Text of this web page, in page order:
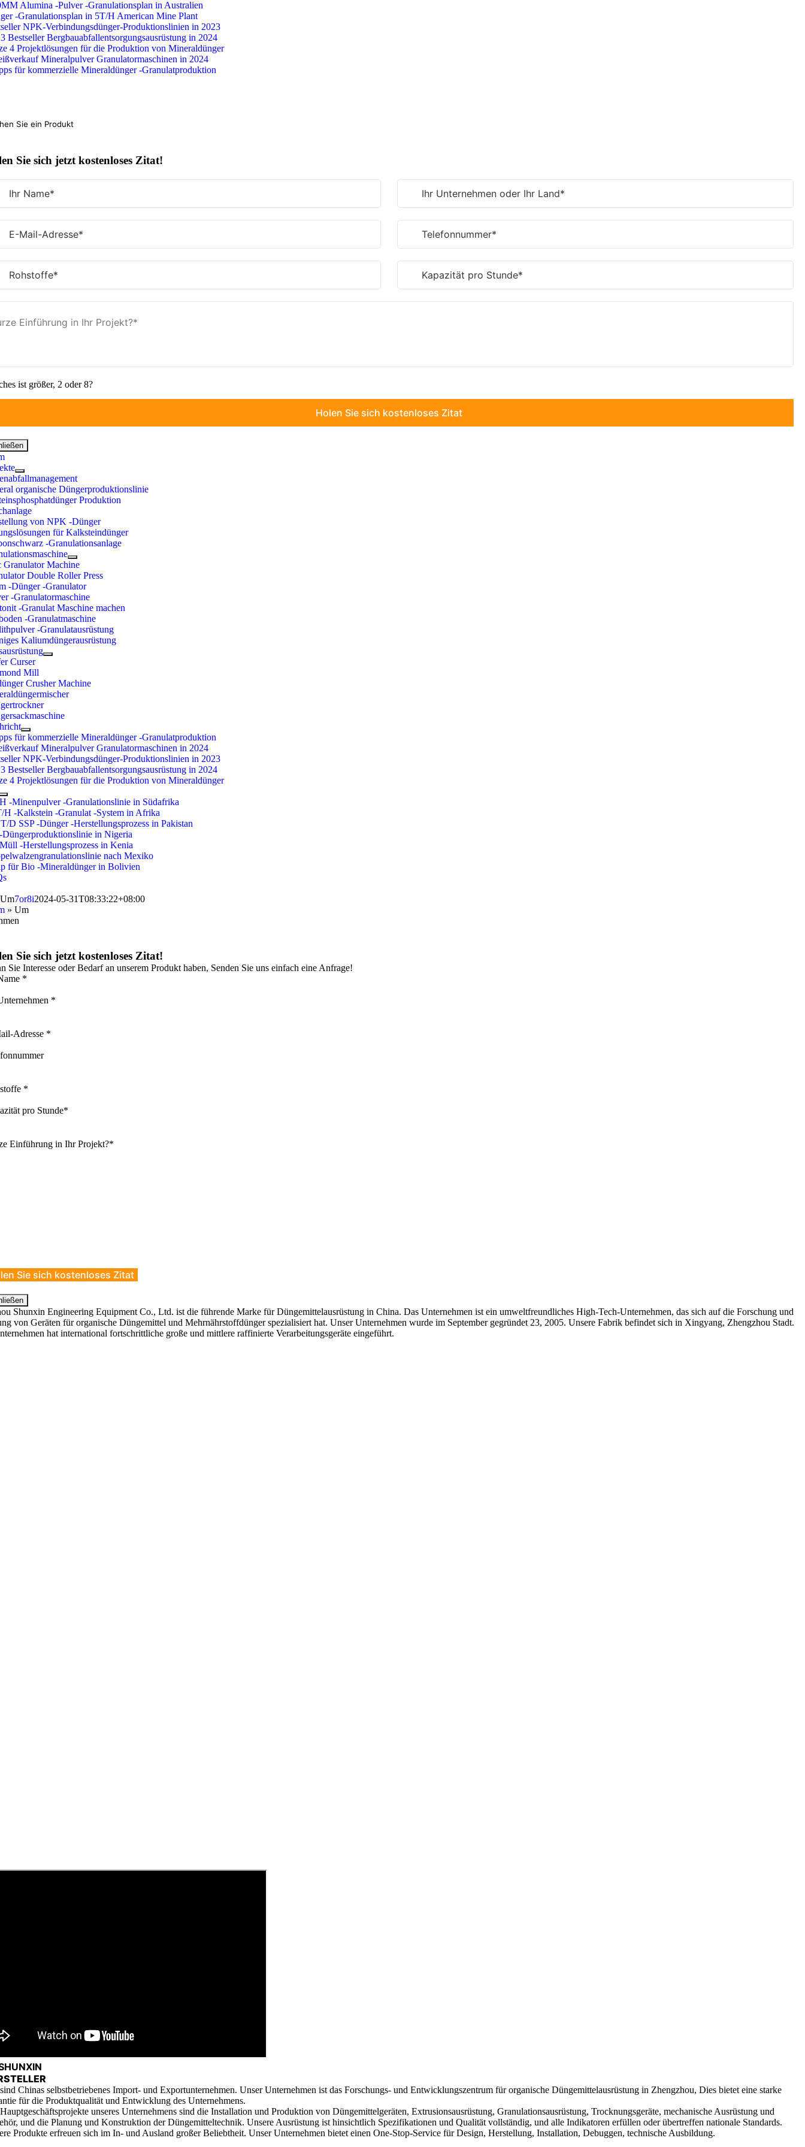
Überspringen
Sie
zu
Inhalten
Alumina -Pulver -Granulationsplan in Australien
-Granulationsplan in 5T/H American Mine Plant
NPK-Verbindungsdünger-Produktionslinien in 2023
Bestseller Bergbauabfallentsorgungsausrüstung in 2024
4 Projektlösungen für die Produktion von Mineraldünger
Mineralpulver Granulatormaschinen in 2024
für kommerzielle Mineraldünger -Granulatproduktion
Sie sich jetzt kostenloses Zitat!
ist größer, 2 oder 8?
organische Düngerproduktionslinie
Produktion
von NPK -Dünger
für Kalksteindünger
-Granulationsanlage
Granulator Machine
Double Roller Press
-Dünger -Granulator
-Granulatormaschine
-Granulat Maschine machen
-Granulatmaschine
-Granulatausrüstung
Kaliumdüngerausrüstung
Curser
Mill
Crusher Machine
für kommerzielle Mineraldünger -Granulatproduktion
Mineralpulver Granulatormaschinen in 2024
NPK-Verbindungsdünger-Produktionslinien in 2023
Bestseller Bergbauabfallentsorgungsausrüstung in 2024
4 Projektlösungen für die Produktion von Mineraldünger
-Minenpulver -Granulationslinie in Südafrika
H -Kalkstein -Granulat -System in Afrika
D SSP -Dünger -Herstellungsprozess in Pakistan
in Nigeria
-Herstellungsprozess in Kenia
nach Mexiko
für Bio -Mineraldünger in Bolivien
Um7or8i2024-05-31T08:33:22+08:00
»Um
Sie sich jetzt kostenloses Zitat!
Sie Interesse oder Bedarf an unserem Produkt haben, Senden Sie uns einfach eine Anfrage!
*
*
Adresse *
*
pro Stunde*
Einführung in Ihr Projekt?*
Shunxin Engineering Equipment Co., Ltd. ist die führende Marke für Düngemittelausrüstung in China. Das Unternehmen ist ein umweltfreundliches High-Tech-Unternehmen, das sich auf die Forschung und
von Geräten für organische Düngemittel und Mehrnährstoffdünger spezialisiert hat. Unser Unternehmen wurde im September gegründet 23, 2005. Unsere Fabrik befindet sich in Xingyang, Zhengzhou Stadt.
hat international fortschrittliche große und mittlere raffinierte Verarbeitungsgeräte eingeführt.
Chinas selbstbetriebenes Import- und Exportunternehmen. Unser Unternehmen ist das Forschungs- und Entwicklungszentrum für organische Düngemittelausrüstung in Zhengzhou, Dies bietet eine starke
für die Produktqualität und Entwicklung des Unternehmens.
unseres Unternehmens sind die Installation und Produktion von Düngemittelgeräten, Extrusionsausrüstung, Granulationsausrüstung, Trocknungsgeräte, mechanische Ausrüstung und
und die Planung und Konstruktion der Düngemitteltechnik. Unsere Ausrüstung ist hinsichtlich Spezifikationen und Qualität vollständig, und alle Indikatoren erfüllen oder übertreffen nationale Standards.
Produkte erfreuen sich im In- und Ausland großer Beliebtheit. Unser Unternehmen bietet einen One-Stop-Service für Design, Herstellung, Installation, Debuggen, technische Ausbildung.